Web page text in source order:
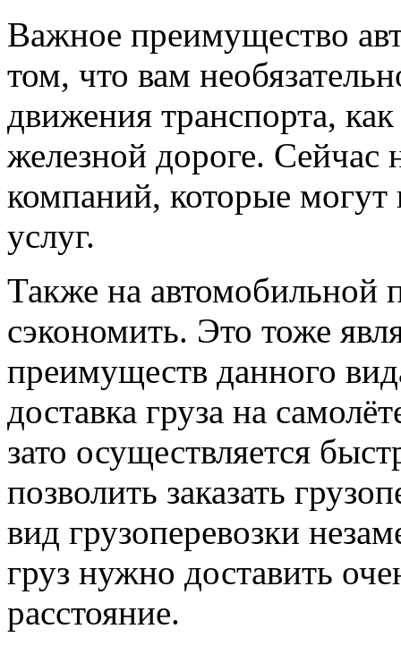
Важное преимущество
том, что вам
движения транспорта,
железной дороге. Сейчас
компаний, которые могут
услуг.
Также на автомобильной
сэкономить. Это тоже
преимуществ данного
доставка груза на
зато осуществляется
позволить заказать
вид грузоперевозки
груз нужно доставить
расстояние.